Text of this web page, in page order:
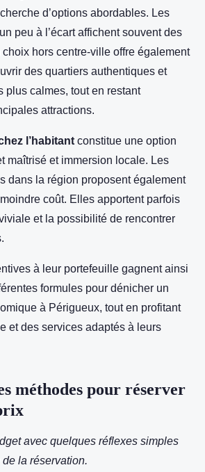
d’options abordables. Les
peu à l’écart affichent souvent des
hors centre-ville offre également
des quartiers authentiques et
plus calmes, tout en restant
attractions.
l’habitant constitue une option
maîtrisé et immersion locale. Les
dans la région proposent également
coût. Elles apportent parfois
et la possibilité de rencontrer
à leur portefeuille gagnent ainsi
formules pour dénicher un
à Périgueux, tout en profitant
et des services adaptés à leurs
méthodes pour réserver
avec quelques réflexes simples
la réservation.